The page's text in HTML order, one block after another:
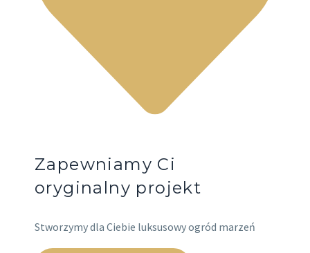
Zapewniamy Ci
oryginalny projekt
Stworzymy dla Ciebie luksusowy ogród marzeń